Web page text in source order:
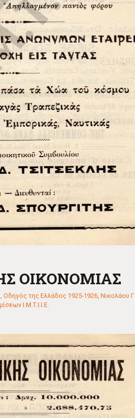
ΟΙΚΟΝΟΜΙΑΣ
,Οδηγός της Ελλάδος 1925-1926, Νικολάου Γ.
Ι.Μ.Τ.Ι.Ι.Ε.